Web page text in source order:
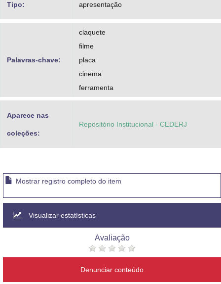
Tipo: apresentação
Palavras-chave:
claquete
filme
placa
cinema
ferramenta
Aparece nas
coleções:
Repositório Institucional - CEDERJ
Mostrar registro completo do item
Visualizar estatísticas
Avaliação
Denunciar conteúdo